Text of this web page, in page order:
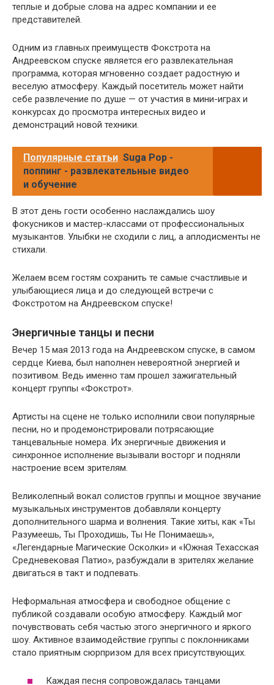
теплые и добрые слова на адрес компании и ее
представителей.
Одним из главных преимуществ Фокстрота на
Андреевском спуске является его развлекательная
программа, которая мгновенно создает радостную и
веселую атмосферу. Каждый посетитель может найти
себе развлечение по душе — от участия в мини-играх и
конкурсах до просмотра интересных видео и
демонстраций новой техники.
Популярные статьи Suga Pop -
поппинг - развлекательные видео
и обучение
В этот день гости особенно наслаждались шоу
фокусников и мастер-классами от профессиональных
музыкантов. Улыбки не сходили с лиц, а аплодисменты не
стихали.
Желаем всем гостям сохранить те самые счастливые и
улыбающиеся лица и до следующей встречи с
Фокстротом на Андреевском спуске!
Энергичные танцы и песни
Вечер 15 мая 2013 года на Андреевском спуске, в самом
сердце Киева, был наполнен невероятной энергией и
позитивом. Ведь именно там прошел зажигательный
концерт группы «Фокстрот».
Артисты на сцене не только исполнили свои популярные
песни, но и продемонстрировали потрясающие
танцевальные номера. Их энергичные движения и
синхронное исполнение вызывали восторг и подняли
настроение всем зрителям.
Великолепный вокал солистов группы и мощное звучание
музыкальных инструментов добавляли концерту
дополнительного шарма и волнения. Такие хиты, как «Ты
Разумеешь, Ты Проходишь, Ты Не Понимаешь»,
«Легендарные Магические Осколки» и «Южная Техасская
Средневековая Патио», разбуждали в зрителях желание
двигаться в такт и подпевать.
Неформальная атмосфера и свободное общение с
публикой создавали особую атмосферу. Каждый мог
почувствовать себя частью этого энергичного и яркого
шоу. Активное взаимодействие группы с поклонниками
стало приятным сюрпризом для всех присутствующих.
Каждая песня сопровождалась танцами